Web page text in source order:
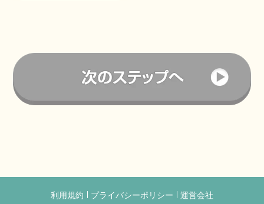
利用規約 プライバシーポリシー 運営会社